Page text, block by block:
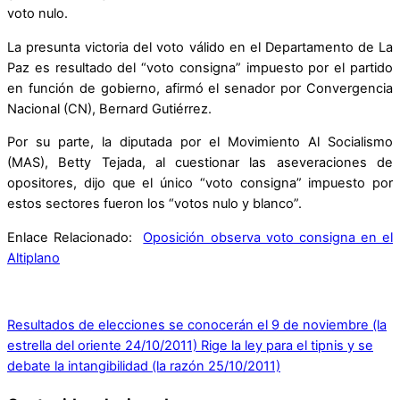
voto nulo.
La presunta victoria del voto válido en el Departamento de La
Paz es resultado del “voto consigna” impuesto por el partido
en función de gobierno, afirmó el senador por Convergencia
Nacional (CN), Bernard Gutiérrez.
Por su parte, la diputada por el Movimiento Al Socialismo
(MAS), Betty Tejada, al cuestionar las aseveraciones de
opositores, dijo que el único “voto consigna” impuesto por
estos sectores fueron los “votos nulo y blanco”.
Enlace Relacionado:Oposición observa voto consigna en el
Altiplano
Resultados de elecciones se conocerán el 9 de noviembre (la
estrella del oriente 24/10/2011) Rige la ley para el tipnis y se
debate la intangibilidad (la razón 25/10/2011)